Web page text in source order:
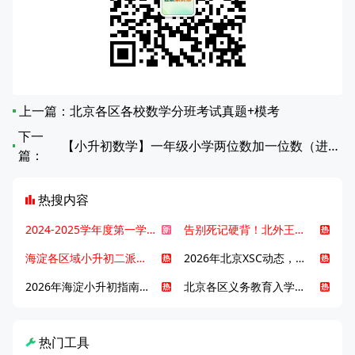
上一篇： 北京各区各校数学分班考试真题+模考
下一
篇：
【小升初数学】一年级小学两位数加一位数（进位）计算一
热搜内容
2024-2025学年度第一学期北京各区期末考试真题试卷汇总
告别死记硬背！北外王牌精读词汇课，帮孩子突破英语词汇难关
海淀各区域小升初二派全攻略合集！区域一至五志愿填报、升学策略详解
2026年北京XSC动态，持续更新中ing...
2026年海淀小升初指南，一文了解招生政策要点
北京各区义务教育入学咨询电话汇总，25年小升初家长提前收藏
热门工具